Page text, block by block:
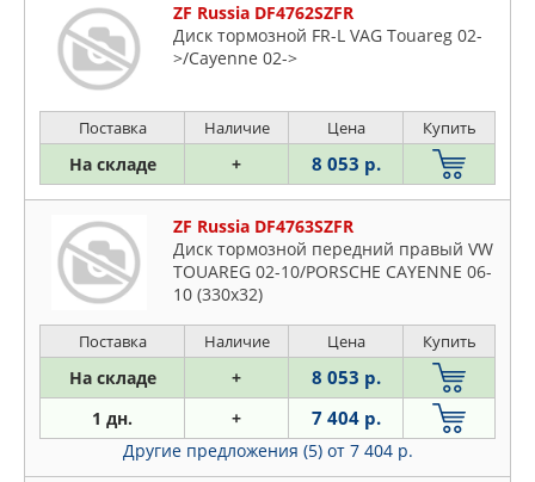
ZF Russia DF4762SZFR
Диск тормозной FR-L VAG Touareg 02-
>/Cayenne 02->
Поставка Наличие Цена Купить
На складе + 8 053 р.
ZF Russia DF4763SZFR
Диск тормозной передний правый VW
TOUAREG 02-10/PORSCHE CAYENNE 06-
10 (330x32)
Поставка Наличие Цена Купить
На складе + 8 053 р.
1 дн. + 7 404 р.
Другие предложения (5) от 7 404 р.